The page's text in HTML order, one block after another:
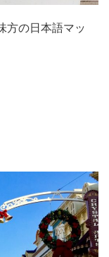
方の日本語マッ